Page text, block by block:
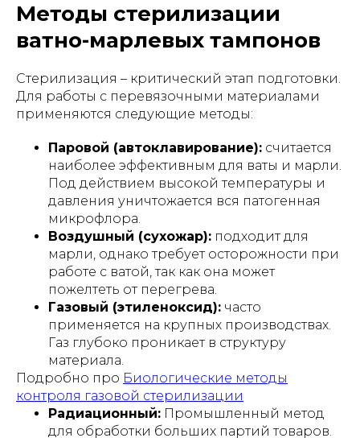
Методы стерилизации
ватно-марлевых тампонов
Стерилизация – критический этап подготовки.
Для работы с перевязочными материалами
применяются следующие методы:
Паровой (автоклавирование): считается
наиболее эффективным для ваты и марли.
Под действием высокой температуры и
давления уничтожается вся патогенная
микрофлора.
Воздушный (сухожар): подходит для
марли, однако требует осторожности при
работе с ватой, так как она может
пожелтеть от перегрева.
Газовый (этиленоксид): часто
применяется на крупных производствах.
Газ глубоко проникает в структуру
материала.
Подробно про Биологические методы
контроля газовой стерилизации
Радиационный: Промышленный метод
для обработки больших партий товаров.